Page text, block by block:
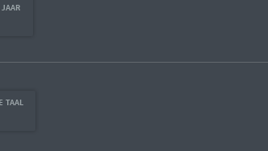
JAAR
TAAL